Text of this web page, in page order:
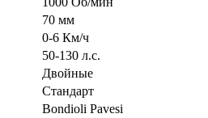
70 мм
0-6 Км/ч
50-130 л.с.
Двойные
Стандарт
Bondioli Pavesi